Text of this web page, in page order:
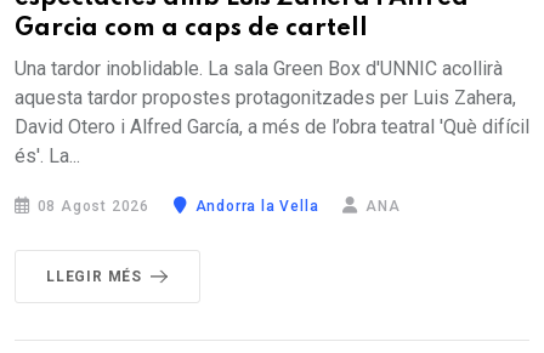
Garcia com a caps de cartell
Una tardor inoblidable. La sala Green Box d'UNNIC acollirà
aquesta tardor propostes protagonitzades per Luis Zahera,
David Otero i Alfred García, a més de l’obra teatral 'Què difícil
és'. La...
08 Agost 2026 Andorra la Vella ANA
LLEGIR MÉS